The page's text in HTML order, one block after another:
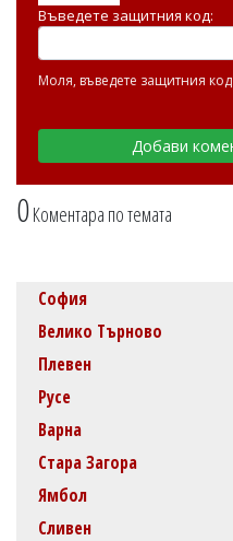
0Коментара по темата
Въведете защитния код:
Моля, въведете защитния код
София
Велико Търново
Плевен
Русе
Варна
Стара Загора
Ямбол
Сливен